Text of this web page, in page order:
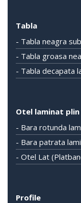
Tabla
- Tabla neagra
- Tabla groasa
- Tabla decapata
Otel laminat plin
- Bara rotunda
- Bara patrata
- Otel Lat
Profile